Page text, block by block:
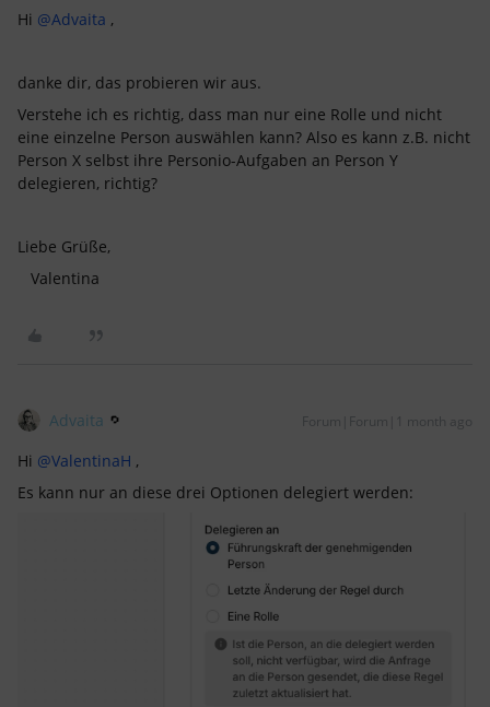
Hi ​ @Advaita ,
danke dir, das probieren wir aus.
Verstehe ich es richtig, dass man nur eine Rolle und nicht
eine einzelne Person auswählen kann? Also es kann z.B. nicht
Person X selbst ihre Personio-Aufgaben an Person Y
delegieren, richtig?
Liebe Grüße,
Valentina
Advaita Forum|Forum|1 month ago
Hi ​ @ValentinaH ,
Es kann nur an diese drei Optionen delegiert werden: